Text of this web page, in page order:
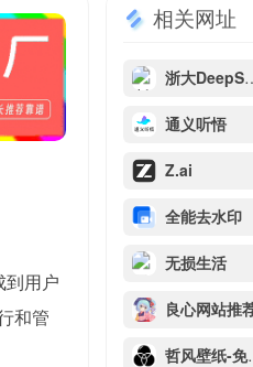
用户
和管
相关网址
浙大
通义听悟
Z.ai
全能去水印
无损生活
良心网站推
哲风